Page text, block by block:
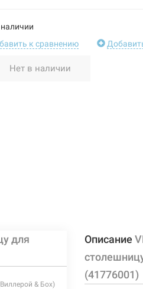
к сравнению
Нет в наличии
для
& Бох)
Описание
(41776001)